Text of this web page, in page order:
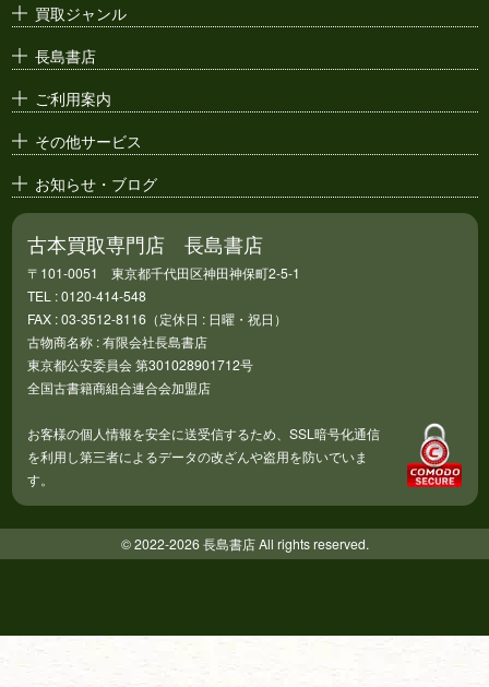
買取ジャンル
長島書店
ご利用案内
その他サービス
お知らせ・ブログ
古本買取専門店 長島書店
〒101-0051 東京都千代田区神田神保町2-5-1
TEL : 0120-414-548
FAX : 03-3512-8116（定休日 : 日曜・祝日）
古物商名称 : 有限会社長島書店
東京都公安委員会 第301028901712号
全国古書籍商組合連合会加盟店
お客様の個人情報を安全に送受信するため、SSL暗号化通信
を利用し第三者によるデータの改ざんや盗用を防いでいま
す。
© 2022-2026 長島書店 All rights reserved.